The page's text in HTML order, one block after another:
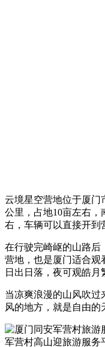
云境星空营地位于厦门
公里，占地10亩左右，
右，车辆可以直接开到
在行驶完崎岖的山路后
营地，也是厦门适合观
日出日落，夜可观皓月
当凉爽浪漫的山风吹
风的地方，就是自由的